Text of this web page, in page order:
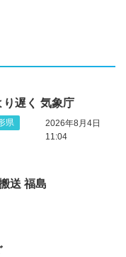
遅く 気象庁
県
2026年8月4日
11:04
送 福島